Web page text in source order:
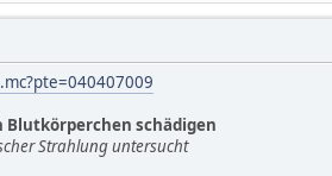
schädigen
Strahlung untersucht